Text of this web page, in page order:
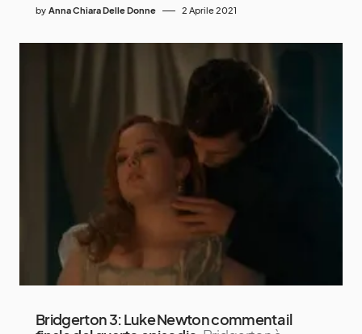
by Anna Chiara Delle Donne 2 Aprile 2021
Bridgerton 3: Luke Newton commenta il